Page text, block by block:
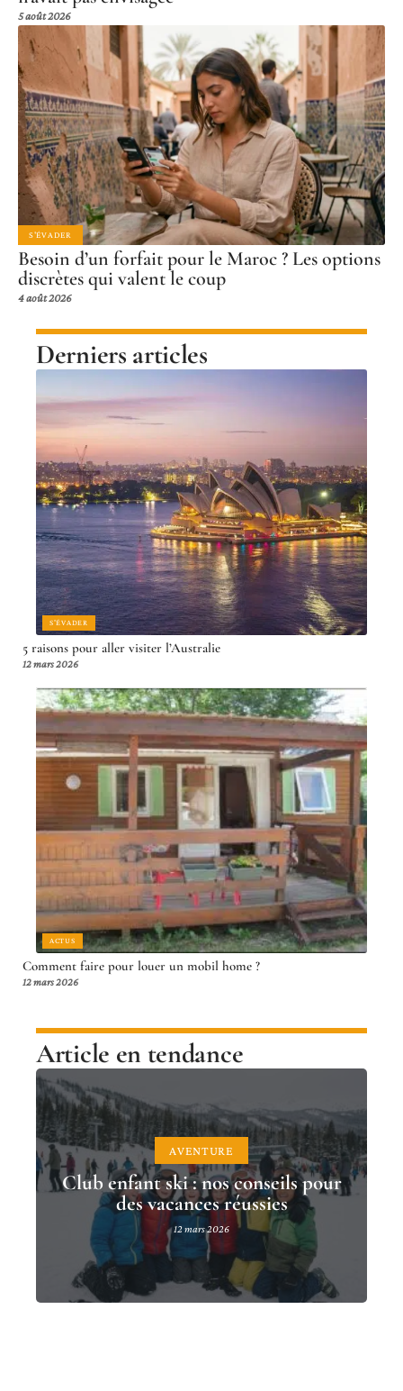
5 août 2026
S'ÉVADER
Besoin d’un forfait pour le Maroc ? Les options
discrètes qui valent le coup
4 août 2026
Derniers articles
S'ÉVADER
5 raisons pour aller visiter l’Australie
12 mars 2026
ACTUS
Comment faire pour louer un mobil home ?
12 mars 2026
Article en tendance
AVENTURE
Club enfant ski : nos conseils pour
des vacances réussies
12 mars 2026